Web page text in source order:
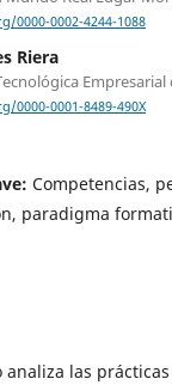
0000-0002-4244-1088
Riera
0000-0001-8489-490X
Competencias,
paradigma
analiza las